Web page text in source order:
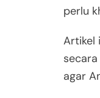
perlu
Artikel
agar